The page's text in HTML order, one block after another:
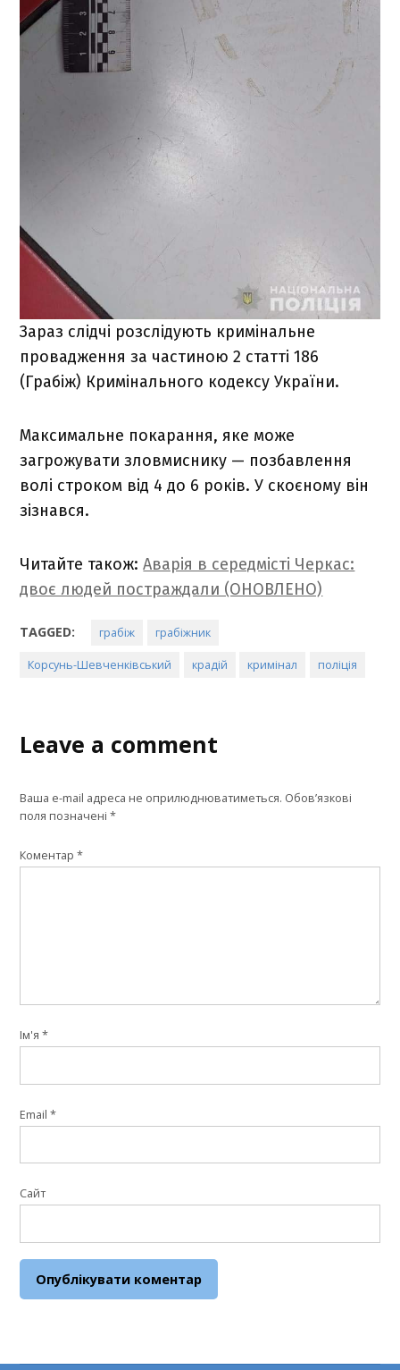
Зараз слідчі розслідують кримінальне
провадження за частиною 2 статті 186
(Грабіж) Кримінального кодексу України.
Максимальне покарання, яке може
загрожувати зловмиснику — позбавлення
волі строком від 4 до 6 років. У скоєному він
зізнався.
Читайте також:Аварія в середмісті Черкас:
двоє людей постраждали (ОНОВЛЕНО)
TAGGED: грабіж грабіжник
Корсунь-Шевченківський крадій кримінал поліція
Leave a comment
Ваша e-mail адреса не оприлюднюватиметься. Обов’язкові
поля позначені*
Коментар*
Ім'я*
Email*
Сайт